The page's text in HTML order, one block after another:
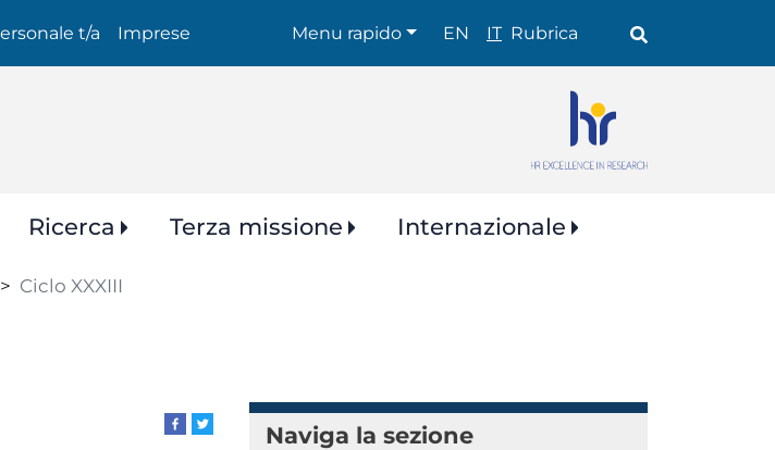
t/a Imprese Shortcuts
Menu rapido EN IT Rubrica
Ricerca Terza missione Internazionale
Ciclo XXXIII
Naviga la sezione